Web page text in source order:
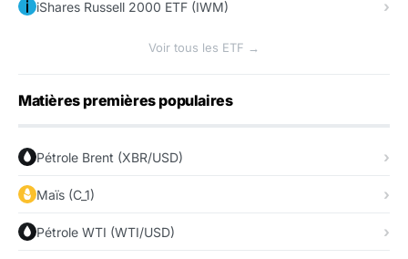
iShares Russell 2000 ETF (IWM)
Voir tous les ETF →
Matières premières populaires
Pétrole Brent (XBR/USD)
Maïs (C_1)
Pétrole WTI (WTI/USD)